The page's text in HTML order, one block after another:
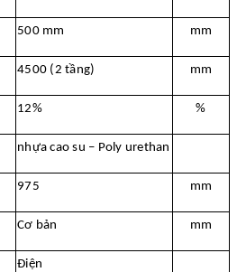
500 mm mm
4500 (2 tầng) mm
12% %
nhựa cao su – Poly urethan
975 mm
Cơ bản mm
Điện